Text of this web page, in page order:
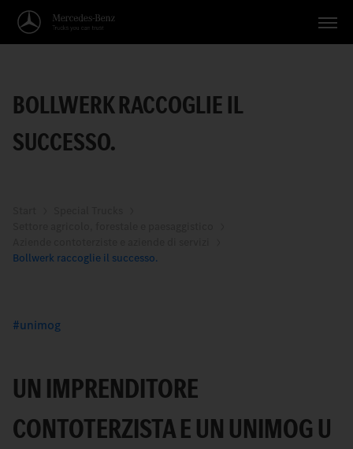
Applicazioni
Temi
BOLLWERK RACCOGLIE IL
SUCCESSO.
Bollwerk raccoglie il successo.
unimog
UN IMPRENDITORE
CONTOTERZISTA E UN UNIMOG U